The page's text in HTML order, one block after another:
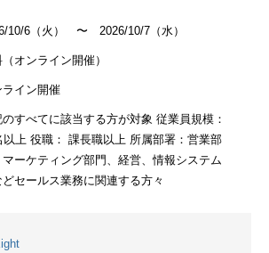
10/6（火） 〜 2026/10/7（水）
オンライン開催）
ライン開催
すべてに該当する方が対象 従業員規模：
以上 役職： 課長職以上 所属部署：営業部
マーケティング部門、経営、情報システム
セールス業務に関連する方々